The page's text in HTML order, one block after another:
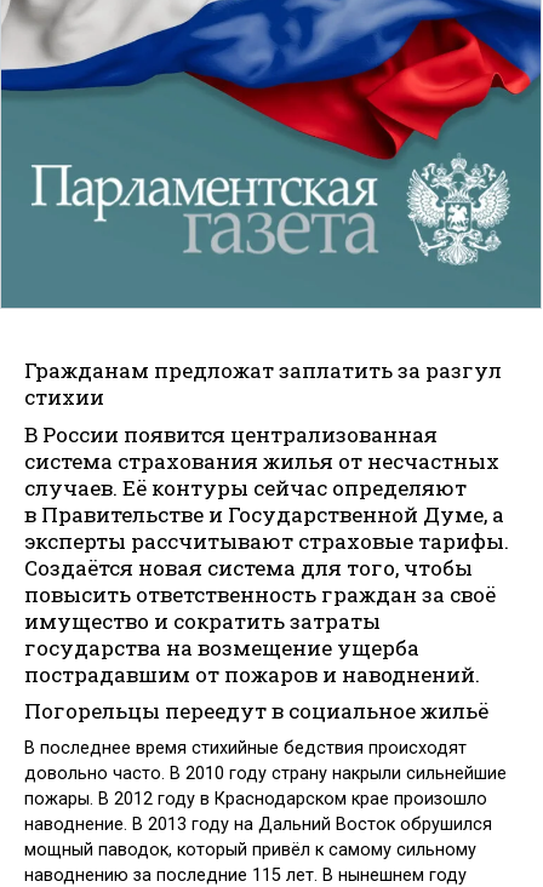
Гражданам предложат заплатить за разгул
стихии
В России появится централизованная
система страхования жилья от несчастных
случаев. Её контуры сейчас определяют
в Правительстве и Государственной Думе, а
эксперты рассчитывают страховые тарифы.
Создаётся новая система для того, чтобы
повысить ответственность граждан за своё
имущество и сократить затраты
государства на возмещение ущерба
пострадавшим от пожаров и наводнений.
Погорельцы переедут в социальное жильё
В последнее время стихийные бедствия происходят
довольно часто. В 2010 году страну накрыли сильнейшие
пожары. В 2012 году в Краснодарском крае произошло
наводнение. В 2013 году на Дальний Восток обрушился
мощный паводок, который привёл к самому сильному
наводнению за последние 115 лет. В нынешнем году